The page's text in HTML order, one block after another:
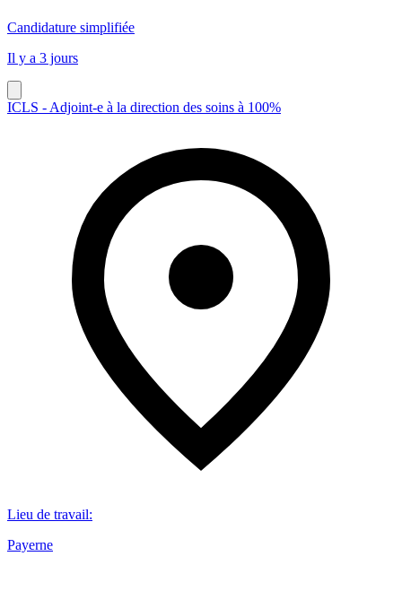
Candidature simplifiée
Il y a 3 jours
ICLS - Adjoint-e à la direction des soins à 100%
Lieu de travail:
Payerne